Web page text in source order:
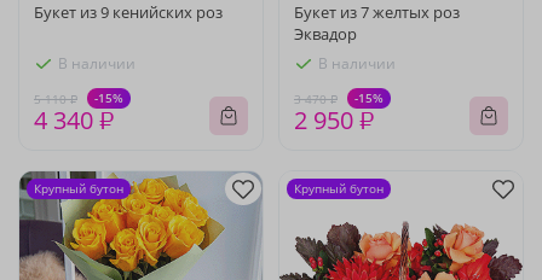
Букет из 9 кенийских роз
В наличии
5 110 ₽ -15%
4 340 ₽
Букет из 7 желтых роз
Эквадор
В наличии
3 470 ₽ -15%
2 950 ₽
Крупный бутон Крупный бутон